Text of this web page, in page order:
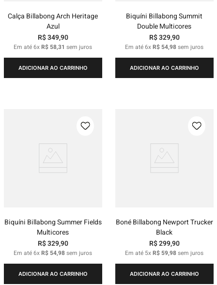
Calça Billabong Arch Heritage
Azul
R$349,90
Em até6xR$ 58,31 sem juros
ADICIONAR AO CARRINHO
Biquíni Billabong Summit
Double Multicores
R$329,90
Em até6xR$ 54,98sem juros
ADICIONAR AO CARRINHO
Biquíni Billabong Summer Fields
Multicores
R$329,90
Em até6xR$ 54,98sem juros
ADICIONAR AO CARRINHO
Boné Billabong Newport Trucker
Black
R$299,90
Em até 5xR$ 59,98sem juros
ADICIONAR AO CARRINHO